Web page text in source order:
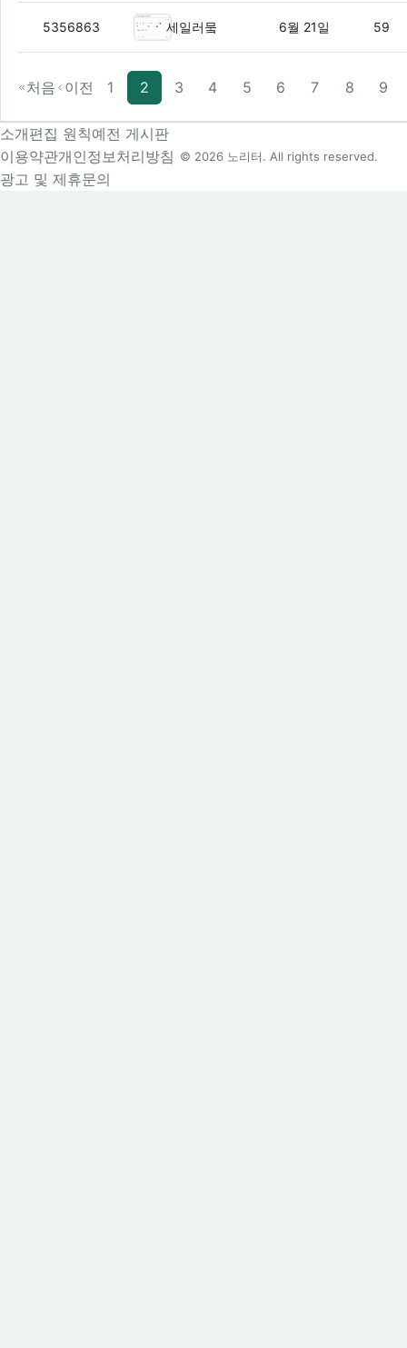
5356863 다크모드를 풀으니 보인다
세일러뭌 6월 21일 59
처음 이전 1 2 3 4 5 6 7 8 9
소개편집 원칙예전 게시판
이용약관개인정보처리방침
광고 및 제휴문의
© 2026 노리터. All rights reserved.